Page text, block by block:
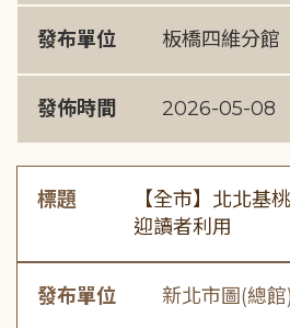
發布單位 板橋四維分館
發佈時間 2026-05-08
標題
【全市】北北基
迎讀者利用
發布單位 新北市圖(總館)